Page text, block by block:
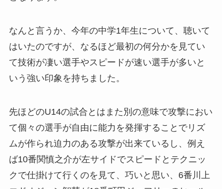
なんと言うか、今年の中学1年生について、聴いて
はいたのですが、なるほど最初の何分かを見てい
て技術が凄い選手やスピードが速い選手が多いと
いう強い印象を持ちました。
先ほどのU14の試合とはまた別の意味で攻撃におい
て個々の選手が自由に能力を発揮することでリズ
ムが作られ迫力のある攻撃が出来ているし、例え
ば10番関慎之介が左サイドでスピードとテクニッ
クで仕掛けて行くのを見て、巧いと思い、6番川上